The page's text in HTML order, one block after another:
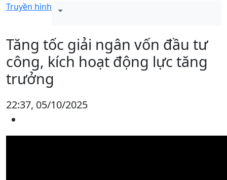
Truyền hình
Tăng tốc giải ngân vốn đầu tư
công, kích hoạt động lực tăng
trưởng
22:37, 05/10/2025